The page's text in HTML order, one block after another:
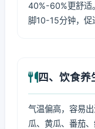
40%-60%更舒适
脚10-15分钟，促
四、饮食养
气温偏高，容易
瓜、黄瓜、番茄